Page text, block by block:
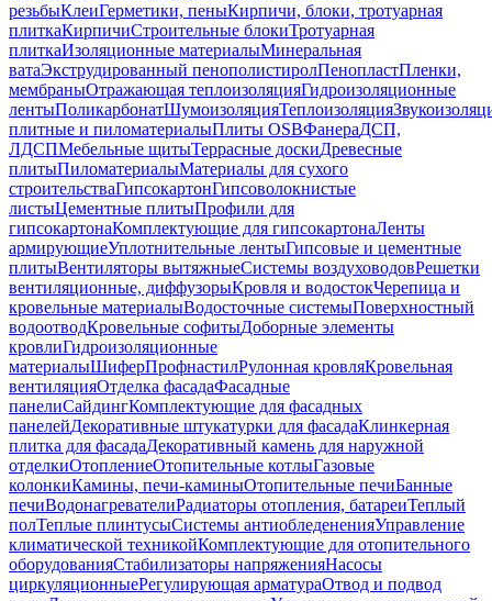
резьбыКлеиГерметики, пеныКирпичи, блоки, тротуарная
плиткаКирпичиСтроительные блокиТротуарная
плиткаИзоляционные материалыМинеральная
ватаЭкструдированный пенополистиролПенопластПленки,
мембраныОтражающая теплоизоляцияГидроизоляционные
лентыПоликарбонатШумоизоляцияТеплоизоляция
плитные и пиломатериалыПлиты OSBФанераДСП,
ЛДСПМебельные щитыТеррасные доскиДревесные
плитыПиломатериалыМатериалы для сухого
строительстваГипсокартонГипсоволокнистые
листыЦементные плитыПрофили для
гипсокартонаКомплектующие для гипсокартонаЛенты
армирующиеУплотнительные лентыГипсовые и цементные
плитыВентиляторы вытяжныеСистемы воздуховодовРешетки
вентиляционные, диффузорыКровля и водостокЧерепица и
кровельные материалыВодосточные системыПоверхностный
водоотводКровельные софитыДоборные элементы
кровлиГидроизоляционные
материалыШиферПрофнастилРулонная кровляКровельная
вентиляцияОтделка фасадаФасадные
панелиСайдингКомплектующие для фасадных
панелейДекоративные штукатурки для фасадаКлинкерная
плитка для фасадаДекоративный камень для наружной
отделкиОтоплениеОтопительные котлыГазовые
колонкиКамины, печи-каминыОтопительные печиБанные
печиВодонагревателиРадиаторы отопления, батареиТеплый
полТеплые плинтусыСистемы антиобледененияУправление
климатической техникойКомплектующие для отопительного
оборудованияСтабилизаторы напряженияНасосы
циркуляционныеРегулирующая арматураОтвод и подвод